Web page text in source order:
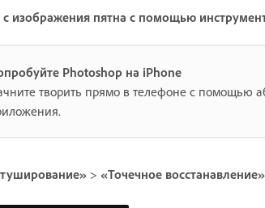
с изображения пятна с помощью
Photoshop на iPhone
творить прямо в телефоне с помощью
> «Точечное восстанавление»